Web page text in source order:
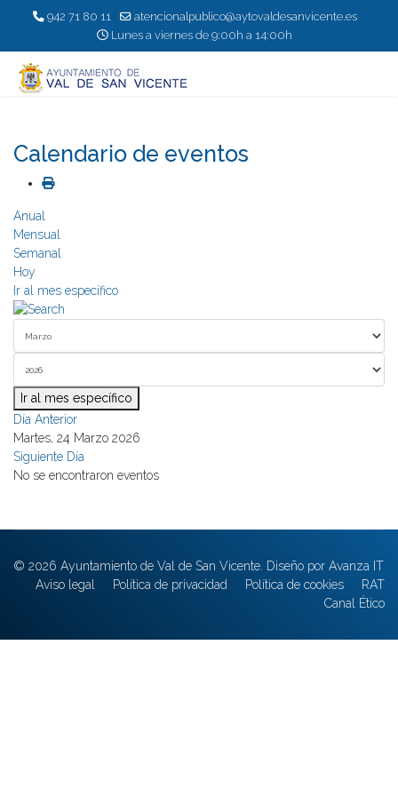
942 71 80 11
atencionalpublico@aytovaldesanvicente.es
Lunes a viernes de 9:00h a 14:00h
Calendario de eventos
Anual
Mensual
Semanal
Hoy
Ir al mes específico
Ir al mes específico
Día Anterior
Martes, 24 Marzo 2026
Siguiente Día
No se encontraron eventos
© 2026 Ayuntamiento de Val de San Vicente. Diseño por Avanza IT
Aviso legal
Política de privacidad Política de cookies
RAT
Canal Ético